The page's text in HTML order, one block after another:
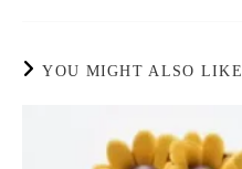
YOU MIGHT ALSO LIKE